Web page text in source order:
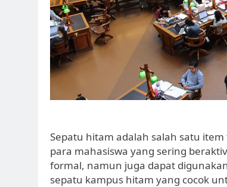
Sepatu hitam adalah salah satu
para mahasiswa yang sering
formal, namun juga dapat
sepatu kampus hitam yang cocok